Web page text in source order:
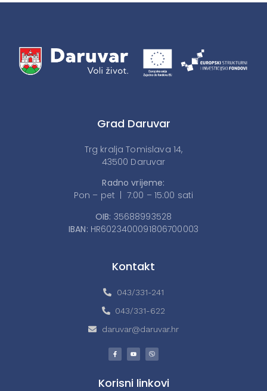
Grad Daruvar
Trg kralja Tomislava 14,
43500 Daruvar
Radno vrijeme:
Pon – pet | 7:00 – 15:00 sati
OIB: 35688993528
IBAN: HR6023400091806700003
Kontakt
043/331-241
043/331-622
daruvar@daruvar.hr
Korisni linkovi